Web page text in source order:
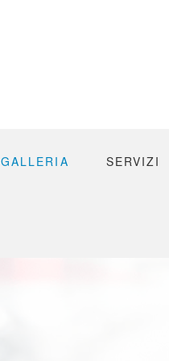
GALLERIA SERVIZI